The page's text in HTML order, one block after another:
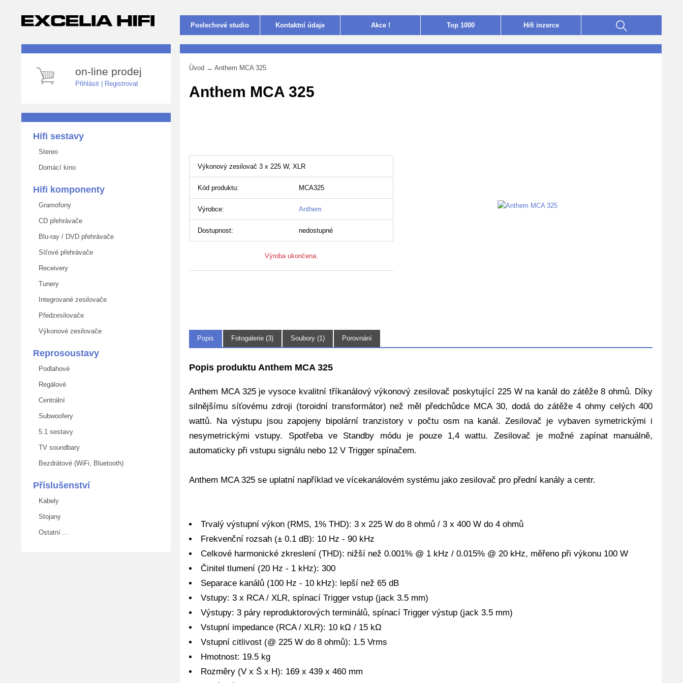
Poslechové studio Kontaktní údaje Akce ! Top 1000 Hifi inzerce
on-line prodej
Přihlásit Registrovat
Hifi sestavy
Stereo
Domácí kino
Hifi komponenty
Gramofony
CD přehrávače
Blu-ray / DVD přehrávače
Síťové přehrávače
Receivery
Tunery
Integrované zesilovače
Předzesilovače
Výkonové zesilovače
Reprosoustavy
Podlahové
Regálové
Centrální
Subwoofery
5.1 sestavy
TV soundbary
Bezdrátové (WiFi, Bluetooth)
Příslušenství
Kabely
Stojany
Ostatní ...
Úvod → Anthem MCA 325
Anthem MCA 325
Výkonový zesilovač 3 x 225 W, XLR
Kód produktu: MCA325
Výrobce: Anthem
Dostupnost: nedostupné
Výroba ukončena.
Popis Fotogalerie (3) Soubory (1) Porovnání
Popis produktu Anthem MCA 325
Anthem MCA 325 je vysoce kvalitní tříkanálový výkonový zesilovač poskytující 225 W na kanál do zátěže 8 ohmů. Díky
silnějšímu síťovému zdroji (toroidní transformátor) než měl předchůdce MCA 30, dodá do zátěže 4 ohmy celých 400
wattů. Na výstupu jsou zapojeny bipolární tranzistory v počtu osm na kanál. Zesilovač je vybaven symetrickými i
nesymetrickými vstupy. Spotřeba ve Standby módu je pouze 1,4 wattu. Zesilovač je možné zapínat manuálně,
automaticky při vstupu signálu nebo 12 V Trigger spínačem.
Anthem MCA 325 se uplatní například ve vícekanálovém systému jako zesilovač pro přední kanály a centr.
Trvalý výstupní výkon (RMS, 1% THD): 3 x 225 W do 8 ohmů / 3 x 400 W do 4 ohmů
Frekvenční rozsah (± 0.1 dB): 10 Hz - 90 kHz
Celkové harmonické zkreslení (THD): nižší než 0.001% @ 1 kHz / 0.015% @ 20 kHz, měřeno při výkonu 100 W
Činitel tlumení (20 Hz - 1 kHz): 300
Separace kanálů (100 Hz - 10 kHz): lepší než 65 dB
Vstupy: 3 x RCA / XLR, spínací Trigger vstup (jack 3.5 mm)
Výstupy: 3 páry reproduktorových terminálů, spínací Trigger výstup (jack 3.5 mm)
Vstupní impedance (RCA / XLR): 10 kΩ / 15 kΩ
Vstupní citlivost (@ 225 W do 8 ohmů): 1.5 Vrms
Hmotnost: 19.5 kg
Rozměry (V x Š x H): 169 x 439 x 460 mm